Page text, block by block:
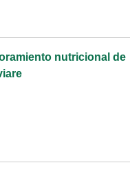
nutricional de